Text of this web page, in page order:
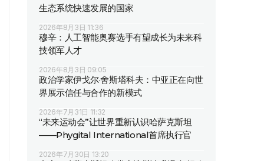
生态系统快速发展的国家
2026年8月3日 11:36
穆辛：人工智能奥赛选手有望成长为未来科
技领军人才
2026年8月3日 09:05
政治学家伊戈尔·舍斯塔科夫：中亚正在向世
界展示信任与合作的新模式
2026年7月31日 11:32
“未来运动会”让世界重新认识哈萨克斯坦
——Phygital International首席执行官
2026年7月30日 13:20